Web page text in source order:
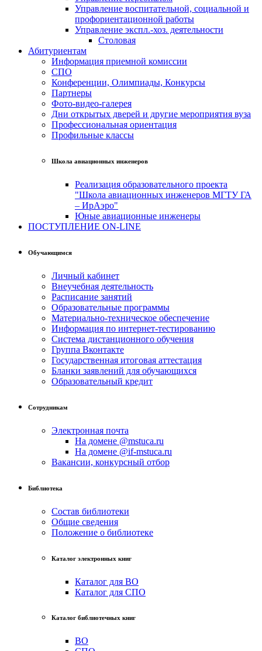
Управление воспитательной, социальной и
профориентационной работы
Управление экспл.-хоз. деятельности
Столовая
Абитуриентам
Информация приемной комиссии
СПО
Конференции, Олимпиады, Конкурсы
Партнеры
Фото-видео-галерея
Дни открытых дверей и другие мероприятия вуза
Профессиональная ориентация
Профильные классы
Школа авиационных инженеров
Реализация образовательного проекта
"Школа авиационных инженеров МГТУ ГА
– ИрАэро"
Юные авиационные инженеры
ПОСТУПЛЕНИЕ ON-LINE
Обучающимся
Личный кабинет
Внеучебная деятельность
Расписание занятий
Образовательные программы
Материально-техническое обеспечение
Информация по интернет-тестированию
Система дистанционного обучения
Группа Вконтакте
Государственная итоговая аттестация
Бланки заявлений для обучающихся
Образовательный кредит
Сотрудникам
Электронная почта
На домене @mstuca.ru
На домене @if-mstuca.ru
Вакансии, конкурсный отбор
Библиотека
Состав библиотеки
Общие сведения
Положение о библиотеке
Каталог электронных книг
Каталог для ВО
Каталог для СПО
Каталог библиотечных книг
ВО